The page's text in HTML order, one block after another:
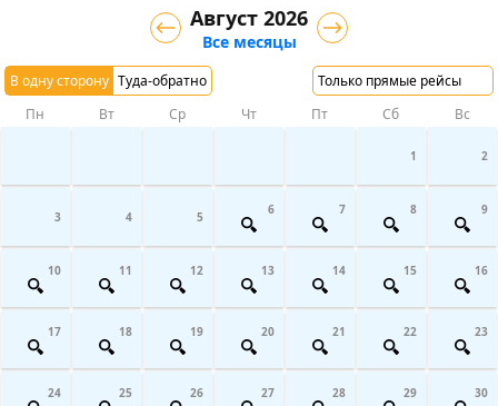
В одну сторону Туда-обратно Только прямые рейсы
Август 2026
Все месяцы
Пн Вт Ср Чт Пт Сб Вс
1 2
3 4 5 6 7 8 9
10 11 12 13 14 15 16
17 18 19 20 21 22 23
24 25 26 27 28 29 30